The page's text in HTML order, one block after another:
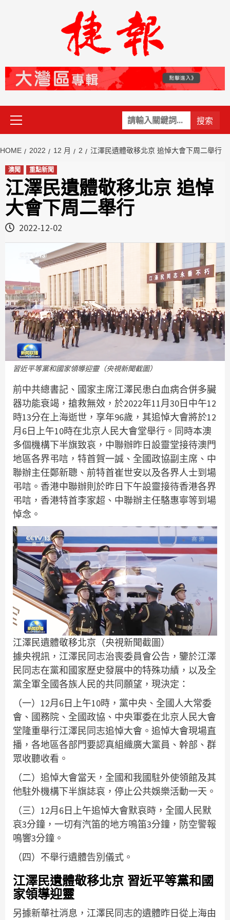
關
鍵
Primary
Menu
HOME 2022 12 月 2 江澤民遺體敬移北京 追悼大會下周二舉行
澳聞 重點新聞
江澤民遺體敬移北京 追悼
大會下周二舉行
2022-12-02
習近平等黨和國家領導迎靈（央視新聞截圖）
前中共總書記、國家主席江澤民患白血病合併多臟
器功能衰竭，搶救無效，於2022年11月30日中午12
時13分在上海逝世，享年96歲，其追悼大會將於12
月6日上午10時在北京人民大會堂舉行。同時本澳
多個機構下半旗致哀，中聯辦昨日設靈堂接待澳門
地區各界弔唁，特首賀一誠、全國政協副主席、中
聯辦主任鄭新聰、前特首崔世安以及各界人士到場
弔唁。香港中聯辦則於昨日下午設靈接待香港各界
弔唁，香港特首李家超、中聯辦主任駱惠寧等到場
悼念。
江澤民遺體敬移北京（央視新聞截圖）
據央視訊，江澤民同志治喪委員會公告，鑒於江澤
民同志在黨和國家歷史發展中的特殊功績，以及全
黨全軍全國各族人民的共同願望，現決定：
（一）12月6日上午10時，黨中央、全國人大常委
會、國務院、全國政協、中央軍委在北京人民大會
堂隆重舉行江澤民同志追悼大會。追悼大會現場直
播，各地區各部門要認真組織廣大黨員、幹部、群
眾收聽收看。
（二）追悼大會當天，全國和我國駐外使領館及其
他駐外機構下半旗誌哀，停止公共娛樂活動一天。
（三）12月6日上午追悼大會默哀時，全國人民默
哀3分鐘，一切有汽笛的地方鳴笛3分鐘，防空警報
鳴響3分鐘。
（四）不舉行遺體告別儀式。
江澤民遺體敬移北京 習近平等黨和國
家領導迎靈
另據新華社消息，江澤民同志的遺體昨日從上海由